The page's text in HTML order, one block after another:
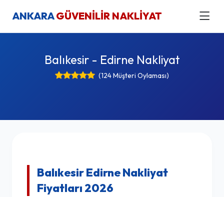
ANKARAGÜVENİLİR NAKLİYAT
Balıkesir - Edirne Nakliyat
(124 Müşteri Oylaması)
Balıkesir Edirne Nakliyat
Fiyatları 2026